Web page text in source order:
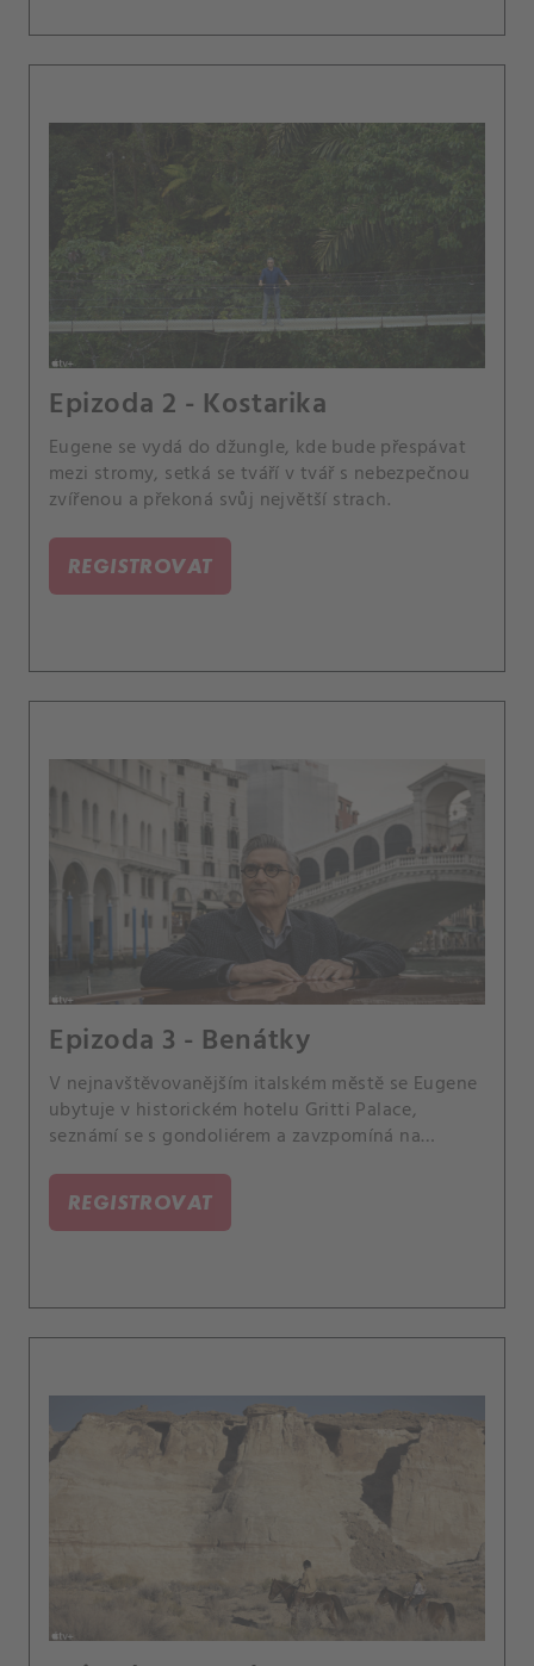
Epizoda 2 - Kostarika
Eugene se vydá do džungle, kde bude přespávat
mezi stromy, setká se tváří v tvář s nebezpečnou
zvířenou a překoná svůj největší strach.
REGISTROVAT
Epizoda 3 - Benátky
V nejnavštěvovanějším italském městě se Eugene
ubytuje v historickém hotelu Gritti Palace,
seznámí se s gondoliérem a zavzpomíná na
REGISTROVAT